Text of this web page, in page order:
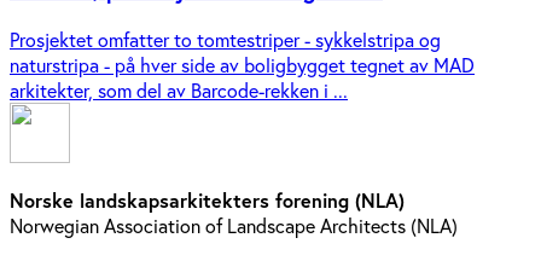
Prosjektet omfatter to tomtestriper - sykkelstripa og
naturstripa - på hver side av boligbygget tegnet av MAD
arkitekter, som del av Barcode-rekken i ...
Norske landskapsarkitekters forening (NLA)
Norwegian Association of Landscape Architects (NLA)